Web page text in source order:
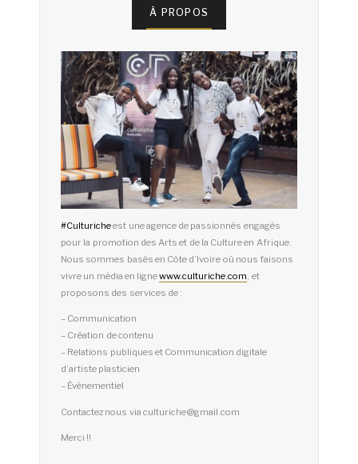
À PROPOS
#Culturicheest une agence de passionnés engagés
pour la promotion des Arts et de la Culture en Afrique.
Nous sommes basés en Côte d’Ivoire où nous faisons
vivre un média en lignewww.culturiche.com, et
proposons des services de :
– Communication
– Création de contenu
– Relations publiques et Communication digitale
d’artiste plasticien
– Événementiel
Contactez nous via culturiche@gmail.com
Merci !!